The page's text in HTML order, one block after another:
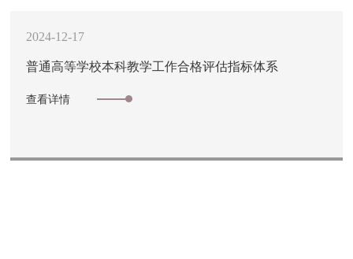
2024-12-17
普通高等学校本科教学工作合格评估指标体系
查看详情